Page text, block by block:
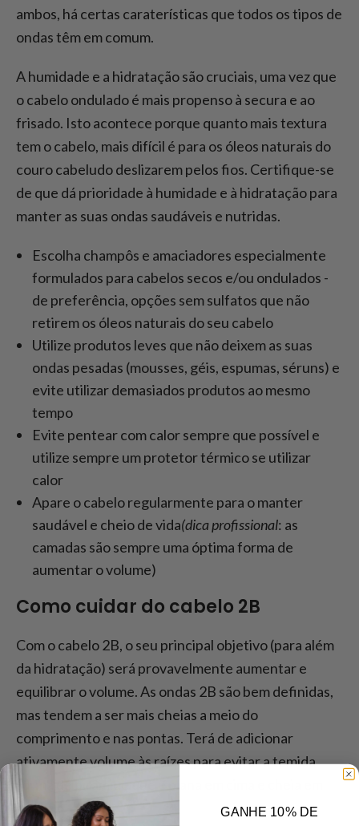
ambos, há certas caraterísticas que todos os tipos de
ondas têm em comum.
A humidade e a hidratação são cruciais, uma vez que
o cabelo ondulado é mais propenso à secura e ao
frisado. Isto acontece porque quanto mais textura
tem o cabelo, mais difícil é para os óleos naturais do
couro cabeludo deslizarem pelos fios. Certifique-se
de que dá prioridade à humidade e à hidratação para
manter as suas ondas saudáveis e nutridas.
Escolha champôs e amaciadores especialmente
formulados para cabelos secos e/ou ondulados -
de preferência, opções sem sulfatos que não
retirem os óleos naturais do seu cabelo
Utilize produtos leves que não deixem as suas
ondas pesadas (mousses, géis, espumas, séruns) e
evite utilizar demasiados produtos ao mesmo
tempo
Evite pentear com calor sempre que possível e
utilize sempre um protetor térmico se utilizar
calor
Apare o cabelo regularmente para o manter
saudável e cheio de vida(dica profissional: as
camadas são sempre uma óptima forma de
aumentar o volume)
Como cuidar do cabelo 2B
Com o cabelo 2B, o seu principal objetivo (para além
da hidratação) será provavelmente aumentar e
equilibrar o volume. As ondas 2B são bem definidas,
mas tendem a ser mais cheias a meio do
comprimento e nas pontas. Terá de adicionar
ativamente volume às raízes para evitar a temida
forma de pirâmide que é plana em cima e cheia em
baixo.
GANHE 10% DE